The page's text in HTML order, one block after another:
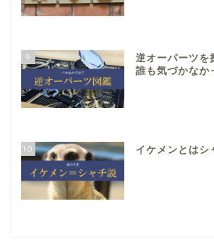
9
逆オーパーツを
誰も気づかなか
10 イケメンとはシ